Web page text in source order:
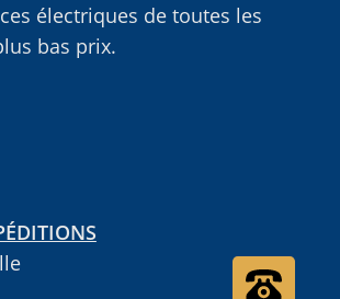
pas la pièce que vous
pour vous !
pas la pièce sur notre site…
électriques de toutes les
bas prix.